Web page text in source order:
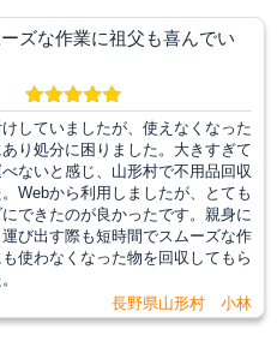
ズな作業に祖父も喜んでい
していましたが、使えなくなった
り処分に困りました。大きすぎて
ないと感じ、山形村で不用品回収
Webから利用しましたが、とても
できたのが良かったです。親身に
び出す際も短時間でスムーズな作
使わなくなった物を回収してもら
長野県山形村 小林